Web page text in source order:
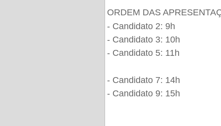
ORDEM DAS
- Candidato 2: 9h
- Candidato 3: 10h
- Candidato 5: 11h
- Candidato 7: 14h
- Candidato 9: 15h